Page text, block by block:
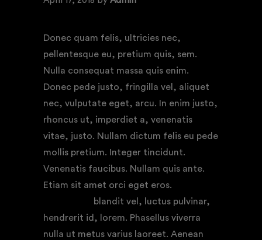
Donec quam felis, ultricies nec,
pellentesque eu, pretium quis, sem.
Nulla consequat massa quis enim.
Donec pede justo, fringilla vel, aliquet
nec, vulputate eget, arcu. In enim justo,
rhoncus ut, imperdiet a, venenatis
vitae, justo. Nullam dictum felis eu pede
mollis pretium. Integer tincidunt.
Venenatis faucibus. Nullam quis ante.
Etiam sit amet orci eget eros.
blandit vel, luctus pulvinar,
hendrerit id, lorem. Phasellus viverra
nulla ut metus varius laoreet. Aenean